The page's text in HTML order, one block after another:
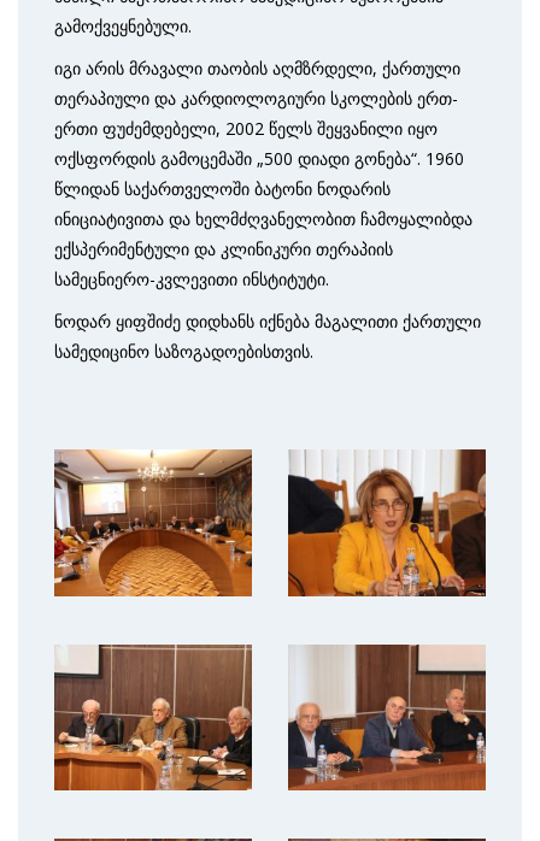
გამოქვეყნებული.
იგი არის მრავალი თაობის აღმზრდელი, ქართული
თერაპიული და კარდიოლოგიური სკოლების ერთ-
ერთი ფუძემდებელი, 2002 წელს შეყვანილი იყო
ოქსფორდის გამოცემაში „500 დიადი გონება“. 1960
წლიდან საქართველოში ბატონი ნოდარის
ინიციატივითა და ხელმძღვანელობით ჩამოყალიბდა
ექსპერიმენტული და კლინიკური თერაპიის
სამეცნიერო-კვლევითი ინსტიტუტი.
ნოდარ ყიფშიძე დიდხანს იქნება მაგალითი ქართული
სამედიცინო საზოგადოებისთვის.